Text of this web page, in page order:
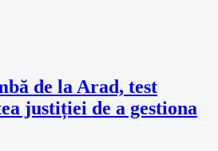
de la Arad, test
justiției de a gestiona